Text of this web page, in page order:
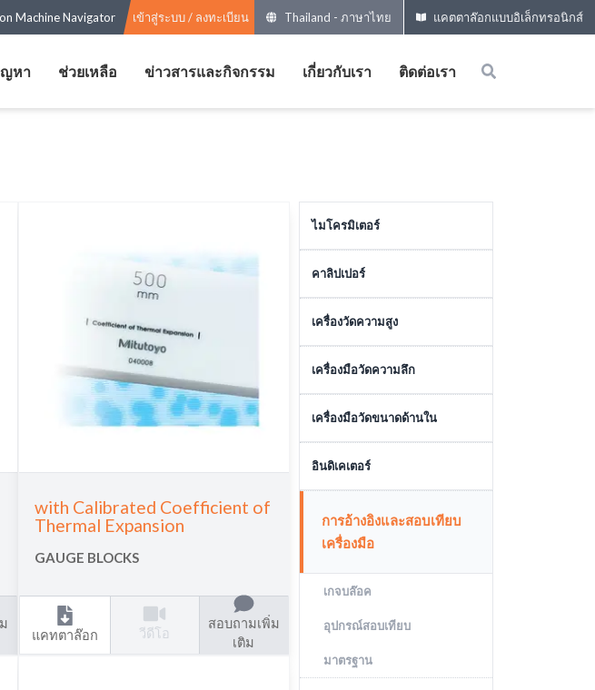
Machine Navigator เข้าสู่ระบบ / ลงทะเบียน Thailand - ภาษาไทย แคตตาล๊อกแบบอิเล็กทรอนิกส์
ญหา ช่วยเหลือ ข่าวสารและกิจกรรม เกี่ยวกับเรา ติดต่อเรา
with Calibrated Coefficient of
Thermal Expansion
GAUGE BLOCKS
แคทตาล๊อก วีดีโอ
สอบถามเพิ่ม
เติม
ไมโครมิเตอร์
ไมโครมิเตอร์วัดภายนอก
ไมโครมิเตอร์พิเศษ
หัวไมโครมิเตอร์
คาลิปเปอร์
คาลิปเปอร์รุ่นธรรมดา
คาลิปเปอร์ขนาดใหญ่
เครื่องวัดความสูง
เครื่องมือวัดความสูง
เครื่องมือวัดความลึก
เครื่องมือวัดความลึก
เครื่องมือวัดขนาดด้านใน
เครื่องมือวัดขนาดด้านใน
อินดิเคเตอร์
ตัวจับไดอัลอินดิเคเตอร์
อินดิเคเตอร์แบบดิจิตอล
การอ้างอิงและสอบเทียบ
เครื่องมือ
เกจบล๊อค
อุปกรณ์สอบเทียบ
มาตรฐาน